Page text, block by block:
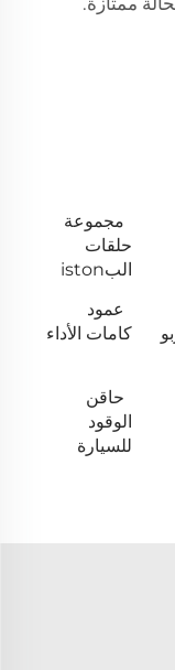
مجموعة
حلقات
البiston
عمود
كامات الأداء
حاقن
الوقود
للسيارة